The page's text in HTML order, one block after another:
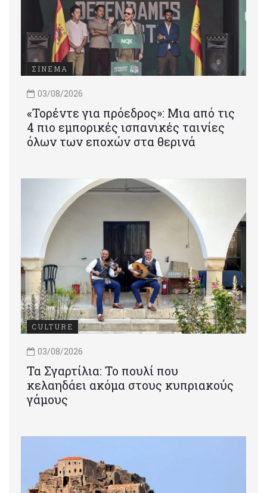
ΣΙΝΕΜΑ
03/08/2026
«Τορέντε για πρόεδρος»: Mια από τις
4 πιο εμπορικές ισπανικές ταινίες
όλων των εποχών στα θερινά
CULTURE
03/08/2026
Τα Σγαρτίλια: Το πουλί που
κελαηδάει ακόμα στους κυπριακούς
γάμους